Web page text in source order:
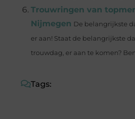
Trouwringen van
Nijmegen De belangrijkste
er aan! Staat de belangrijkste
trouwdag, er aan te komen?
Tags: